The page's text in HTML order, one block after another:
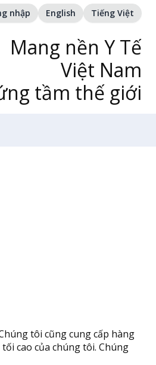
nhập English Tiếng Việt
Mang nền Y Tế
Việt Nam
tầm thế giới
tôi cũng cung cấp hàng
cao của chúng tôi. Chúng